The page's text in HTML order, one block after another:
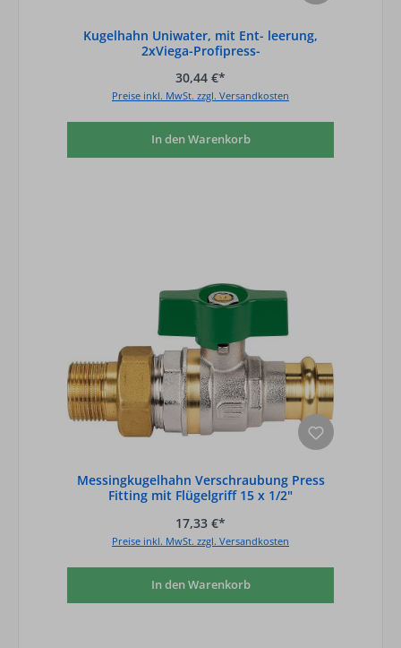
Kugelhahn Uniwater, mit Ent- leerung,
2xViega-Profipress-
30,44 €*
Preise inkl. MwSt. zzgl. Versandkosten
In den Warenkorb
Messingkugelhahn Verschraubung Press
Fitting mit Flügelgriff 15 x 1/2"
17,33 €*
Preise inkl. MwSt. zzgl. Versandkosten
In den Warenkorb